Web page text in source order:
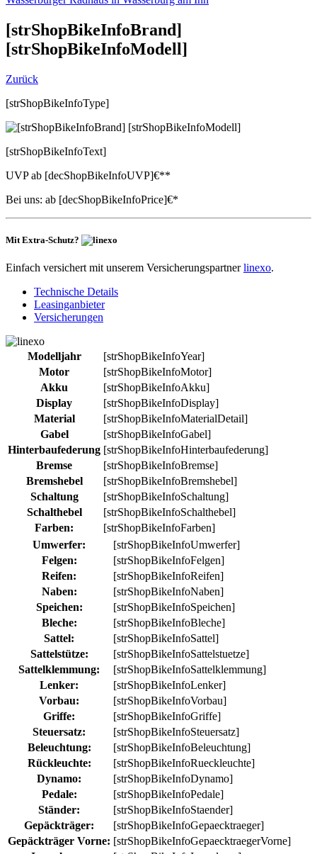
[strShopBikeInfoBrand]
[strShopBikeInfoModell]
Zurück
[strShopBikeInfoType]
[strShopBikeInfoText]
UVP ab [decShopBikeInfoUVP]€**
Bei uns: ab [decShopBikeInfoPrice]€*
Mit Extra-Schutz?
Einfach versichert mit unserem Versicherungspartnerlinexo.
Technische Details
Leasinganbieter
Versicherungen
Modelljahr
[strShopBikeInfoYear]
Motor
[strShopBikeInfoMotor]
Akku
[strShopBikeInfoAkku]
Display
[strShopBikeInfoDisplay]
Material
[strShopBikeInfoMaterialDetail]
Gabel
[strShopBikeInfoGabel]
Hinterbaufederung [strShopBikeInfoHinterbaufederung]
Bremse
[strShopBikeInfoBremse]
Bremshebel
[strShopBikeInfoBremshebel]
Schaltung
[strShopBikeInfoSchaltung]
Schalthebel
[strShopBikeInfoSchalthebel]
Farben:
[strShopBikeInfoFarben]
Umwerfer:
[strShopBikeInfoUmwerfer]
Felgen:
[strShopBikeInfoFelgen]
Reifen:
[strShopBikeInfoReifen]
Naben:
[strShopBikeInfoNaben]
Speichen:
[strShopBikeInfoSpeichen]
Bleche:
[strShopBikeInfoBleche]
Sattel:
[strShopBikeInfoSattel]
Sattelstütze:
[strShopBikeInfoSattelstuetze]
Sattelklemmung:
[strShopBikeInfoSattelklemmung]
Lenker:
[strShopBikeInfoLenker]
Vorbau:
[strShopBikeInfoVorbau]
Griffe:
[strShopBikeInfoGriffe]
Steuersatz:
[strShopBikeInfoSteuersatz]
Beleuchtung:
[strShopBikeInfoBeleuchtung]
Rückleuchte:
[strShopBikeInfoRueckleuchte]
Dynamo:
[strShopBikeInfoDynamo]
Pedale:
[strShopBikeInfoPedale]
Ständer:
[strShopBikeInfoStaender]
Gepäckträger:
[strShopBikeInfoGepaecktraeger]
Gepäckträger Vorne: [strShopBikeInfoGepaecktraegerVorne]